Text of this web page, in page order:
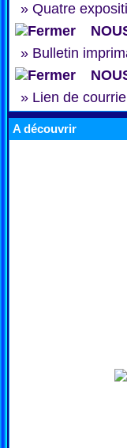
» Quatre
» Bulletin
» Lien de
A découvrir